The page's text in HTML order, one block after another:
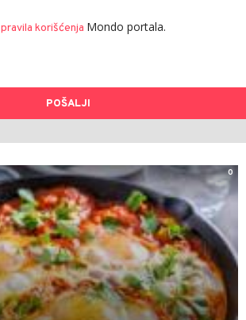
pravila korišćenja Mondo portala.
POŠALJI
0